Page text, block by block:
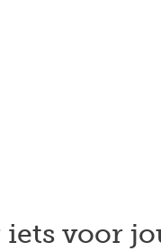
iets voor